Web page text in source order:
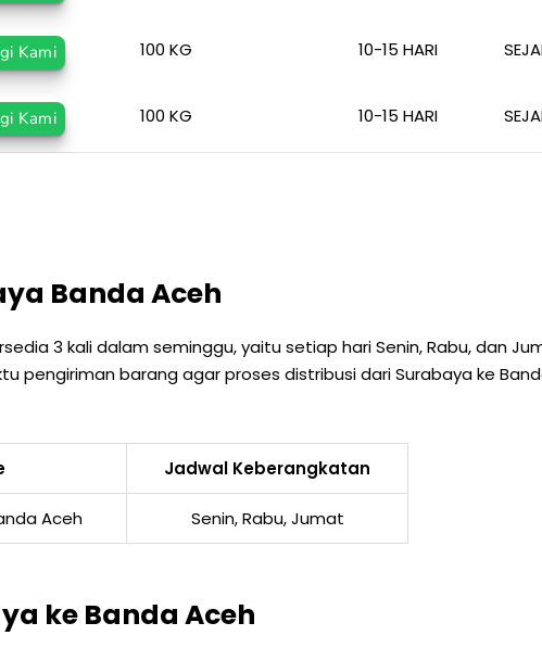
Kami 100 KG 10-15 HARI
Kami 100 KG 10-15 HARI
Banda Aceh
3 kali dalam seminggu, yaitu setiap hari Senin, Rabu, dan
pengiriman barang agar proses distribusi dari Surabaya ke
Jadwal Keberangkatan
Aceh Senin, Rabu, Jumat
ke Banda Aceh